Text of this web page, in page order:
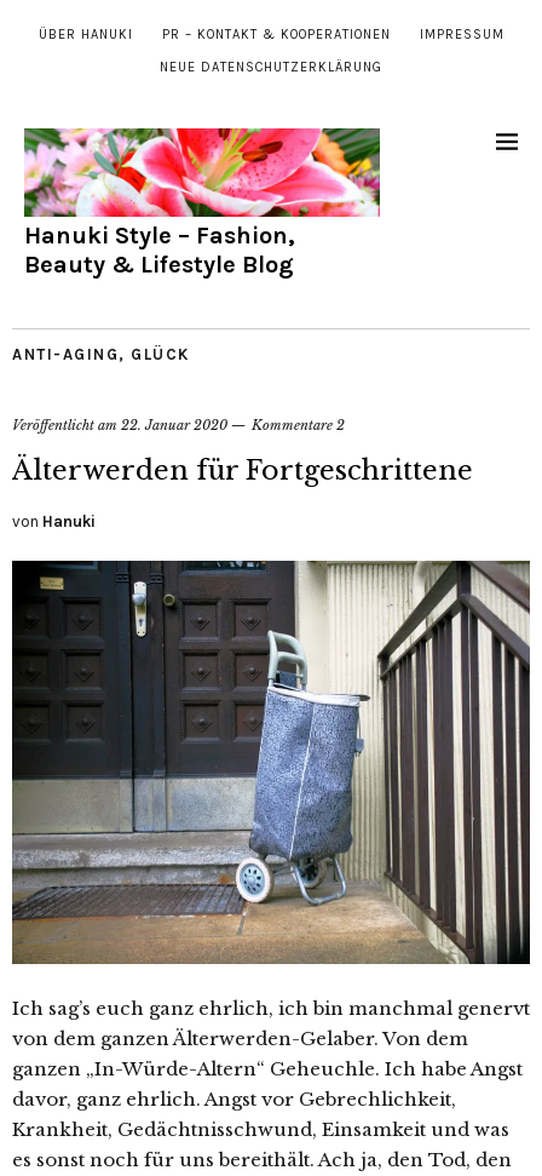
ÜBER HANUKI PR – KONTAKT & KOOPERATIONEN IMPRESSUM
NEUE DATENSCHUTZERKLÄRUNG
Hanuki Style – Fashion,
Beauty & Lifestyle Blog
ANTI-AGING , GLÜCK
Veröffentlicht am 22. Januar 2020 Kommentare 2
Älterwerden für Fortgeschrittene
von Hanuki
Ich sag’s euch ganz ehrlich, ich bin manchmal genervt
von dem ganzen Älterwerden-Gelaber. Von dem
ganzen „In-Würde-Altern“ Geheuchle. Ich habe Angst
davor, ganz ehrlich. Angst vor Gebrechlichkeit,
Krankheit, Gedächtnisschwund, Einsamkeit und was
es sonst noch für uns bereithält. Ach ja, den Tod, den